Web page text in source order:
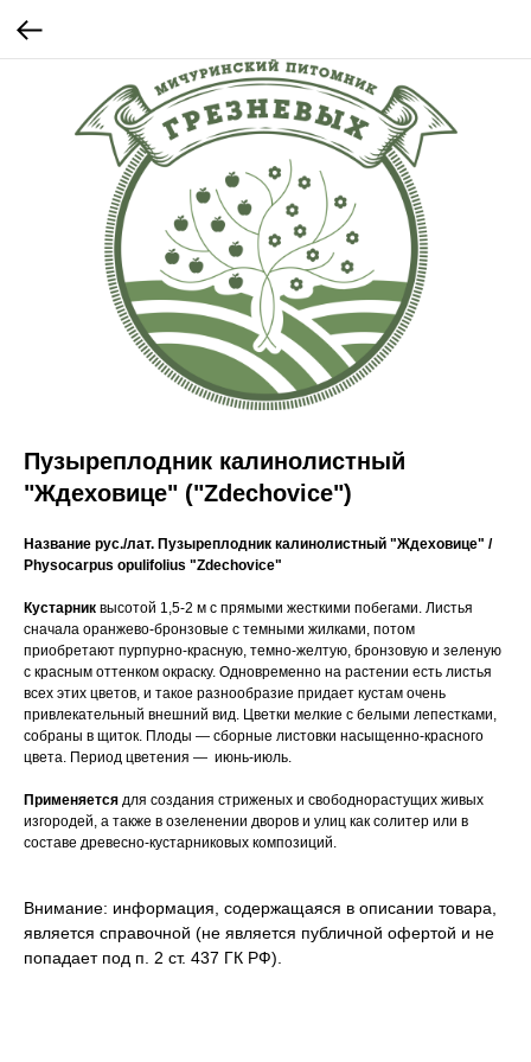
Пузыреплодник калинолистный
"Ждеховице" ("Zdechovice")
Название рус./лат. Пузыреплодник калинолистный "Ждеховице" /
Physocarpus opulifolius "Zdechovice"
Кустарник высотой 1,5-2 м с прямыми жесткими побегами. Листья
сначала оранжево-бронзовые с темными жилками, потом
приобретают пурпурно-красную, темно-желтую, бронзовую и зеленую
с красным оттенком окраску. Одновременно на растении есть листья
всех этих цветов, и такое разнообразие придает кустам очень
привлекательный внешний вид. Цветки мелкие с белыми лепестками,
собраны в щиток. Плоды — сборные листовки насыщенно-красного
цвета. Период цветения — июнь-июль.
Применяется для создания стриженых и свободнорастущих живых
изгородей, а также в озеленении дворов и улиц как солитер или в
составе древесно-кустарниковых композиций.
Внимание: информация, содержащаяся в описании товара,
является справочной (не является публичной офертой и не
попадает под п. 2 ст. 437 ГК РФ).